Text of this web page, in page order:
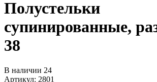
Полустельки
супинированные,
38
В наличии 24
Артикул: 2801